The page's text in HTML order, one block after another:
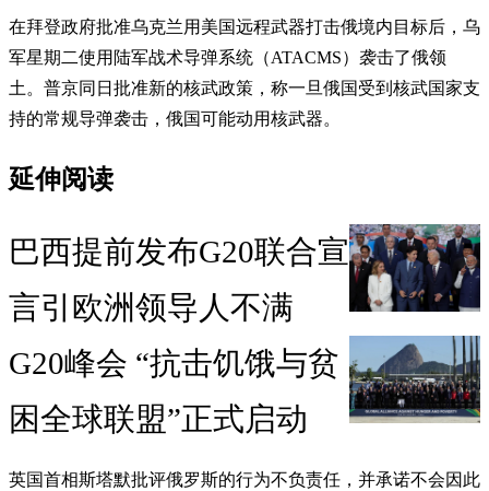
在拜登政府批准乌克兰用美国远程武器打击俄境内目标后，乌
军星期二使用陆军战术导弹系统（ATACMS）袭击了俄领
土。普京同日批准新的核武政策，称一旦俄国受到核武国家支
持的常规导弹袭击，俄国可能动用核武器。
延伸阅读
巴西提前发布G20联合宣
言引欧洲领导人不满
G20峰会 “抗击饥饿与贫
困全球联盟”正式启动
英国首相斯塔默批评俄罗斯的行为不负责任，并承诺不会因此